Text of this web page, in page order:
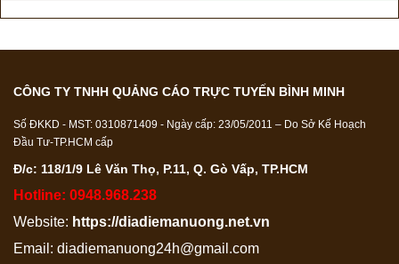
CÔNG TY TNHH QUẢNG CÁO TRỰC TUYẾN BÌNH MINH
Số ĐKKD - MST: 0310871409 - Ngày cấp: 23/05/2011 – Do Sở Kế Hoạch
Đầu Tư-TP.HCM cấp
Đ/c: 118/1/9 Lê Văn Thọ, P.11, Q. Gò Vấp, TP.HCM
Hotline: 0948.968.238
Website: https://diadiemanuong.net.vn
Email: diadiemanuong24h@gmail.com